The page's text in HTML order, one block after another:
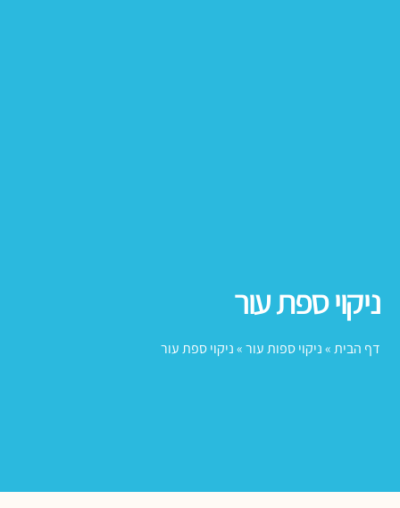
ניקוי ספת עור
דף הבית»ניקוי ספות עור»ניקוי ספת עור